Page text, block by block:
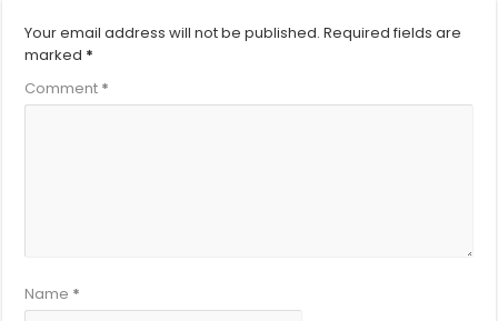
Your email address will not be published. Required fields are
marked *
Comment *
Name *